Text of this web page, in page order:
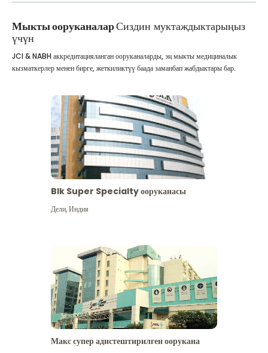
Мыкты ооруканаларСиздин муктаждыктарыңыз
үчүн
JCI & NABH аккредитацияланган ооруканаларды, эң мыкты медициналык
кызматкерлер менен бирге, жеткиликтүү баада заманбап жабдыктары бар.
Blk Super Specialty ооруканасы
Дели,Индия
Макс супер адистештирилген оорукана